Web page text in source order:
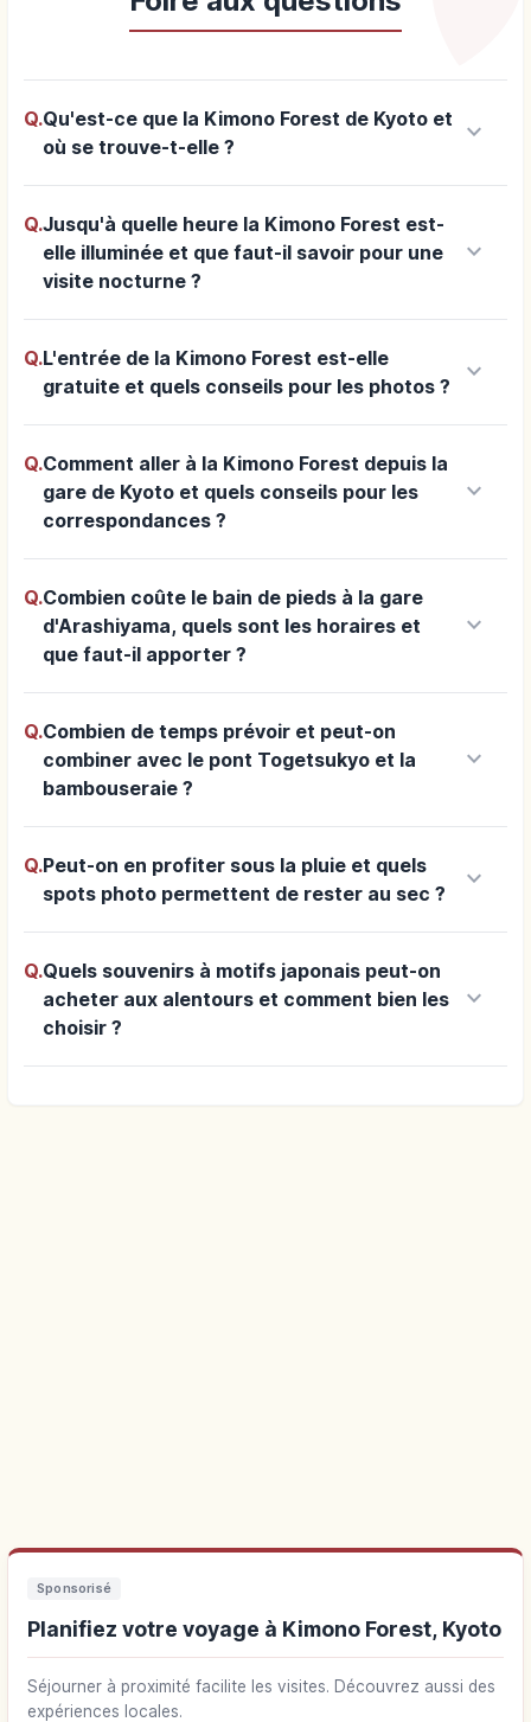
Q.Qu'est-ce que la Kimono Forest de Kyoto et
où se trouve-t-elle ?
keyboard_arrow_down
Q.Jusqu'à quelle heure la Kimono Forest est-
elle illuminée et que faut-il savoir pour une
visite nocturne ?
keyboard_arrow_down
Q.L'entrée de la Kimono Forest est-elle
gratuite et quels conseils pour les photos ?
keyboard_arrow_down
Q.Comment aller à la Kimono Forest depuis la
gare de Kyoto et quels conseils pour les
correspondances ?
keyboard_arrow_down
Q.Combien coûte le bain de pieds à la gare
d'Arashiyama, quels sont les horaires et
que faut-il apporter ?
keyboard_arrow_down
Q.Combien de temps prévoir et peut-on
combiner avec le pont Togetsukyo et la
bambouseraie ?
keyboard_arrow_down
Q.Peut-on en profiter sous la pluie et quels
spots photo permettent de rester au sec ?
keyboard_arrow_down
Q.Quels souvenirs à motifs japonais peut-on
acheter aux alentours et comment bien les
choisir ?
keyboard_arrow_down
Sponsorisé
Planifiez votre voyage à Kimono Forest, Kyoto
Séjourner à proximité facilite les visites. Découvrez aussi des
expériences locales.